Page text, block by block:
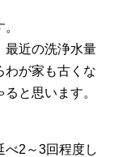
最近の洗浄水量
わが家も古くな
と思います。
べ2～3回程度し